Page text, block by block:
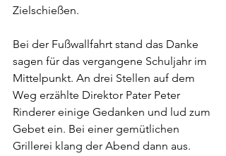
Zielschießen.
Bei der Fußwallfahrt stand das Danke
sagen für das vergangene Schuljahr im
Mittelpunkt. An drei Stellen auf dem
Weg erzählte Direktor Pater Peter
Rinderer einige Gedanken und lud zum
Gebet ein. Bei einer gemütlichen
Grillerei klang der Abend dann aus.